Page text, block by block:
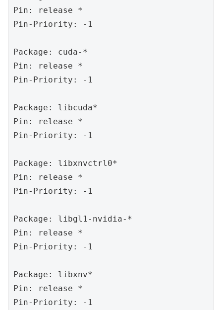
Pin: release *
Pin-Priority: -1
Package: cuda-*
Pin: release *
Pin-Priority: -1
Package: libcuda*
Pin: release *
Pin-Priority: -1
Package: libxnvctrl0*
Pin: release *
Pin-Priority: -1
Package: libgl1-nvidia-*
Pin: release *
Pin-Priority: -1
Package: libxnv*
Pin: release *
Pin-Priority: -1